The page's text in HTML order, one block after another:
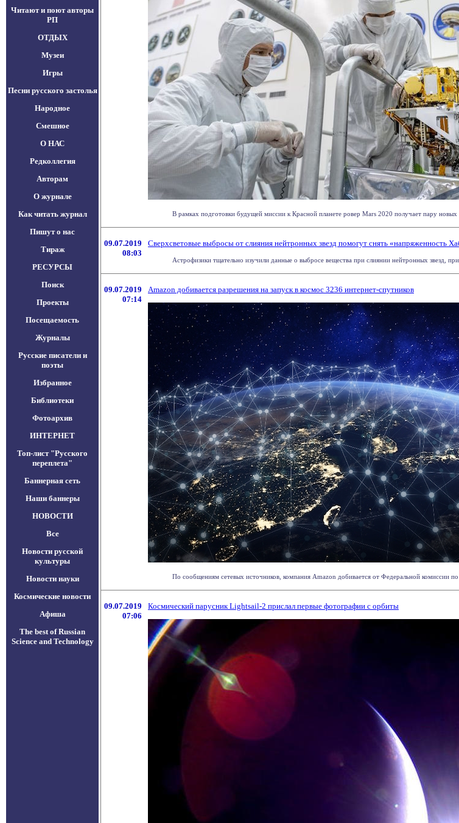
Читают и поют авторы
РП
ОТДЫХ
Музеи
Игры
Песни русского застолья
Народное
Смешное
О НАС
Редколлегия
Авторам
О журнале
Как читать журнал
Пишут о нас
Тираж
РЕСУРСЫ
Поиск
Проекты
Посещаемость
Журналы
Русские писатели и
поэты
Избранное
Библиотеки
Фотоархив
ИНТЕРНЕТ
Топ-лист "Русского
переплета"
Баннерная сеть
Наши баннеры
НОВОСТИ
Все
Новости русской
культуры
Новости науки
Космические новости
Афиша
The best of Russian
Science and Technology
В рамках подготовки будущей миссии к Красной планете ровер Mars 2020 получает пару
09.07.2019
08:03
Сверхсветовые выбросы от слияния нейтронных звезд помогут снять «напряженность
Астрофизики тщательно изучили данные о выбросе вещества при слиянии нейтронных звезд,
09.07.2019
07:14
Amazon добивается разрешения на запуск в космос 3236 интернет-спутников
По сообщениям сетевых источников, компания Amazon добивается от Федеральной комиссии
09.07.2019
07:06
Космический парусник Lightsail-2 прислал первые фотографии с орбиты